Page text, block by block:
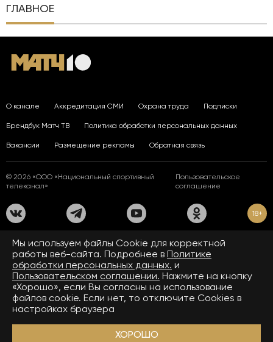
ГЛАВНОЕ
О канале Аккредитация СМИ Охрана труда Подписки
Брендбук Матч ТВ Политика обработки персональных данных
Вакансии Размещение рекламы Обратная связь
© 2026 «ООО «Национальный спортивный
телеканал»
Пользовательское
соглашение
18+
На сайте применяются рекомендательные технологии. Подробнее
Правилах применения рекомендательных технологий.
Средство массовой информации сетевое издание «www.matchtv.ru»
зарегистрировано Федеральной службой по надзору в сфере связи,
информационных технологий и массовых коммуникаций (Роскомнадзор).
Свидетельство о регистрации средства массовой информации ЭЛ № ФС 77 - 72390
от 28.02.2018. Название — www.matchtv.ru.
Учредитель (соучредители) СМИ сетевого издания «www.matchtv.ru»: ООО
«Национальный спортивный телеканал», главный редактор СМИ сетевого издания
сетевого издания «www.matchtv.ru»:matchtv@matchtv.ru
Мы используем файлы Сookie для корректной
работы веб-сайта. Подробнее в Политике
обработки персональных данных. и
Пользовательском соглашении. Нажмите на кнопку
«Хорошо», если Вы согласны на использование
файлов cookie. Если нет, то отключите Cookies в
настройках браузера
ХОРОШО